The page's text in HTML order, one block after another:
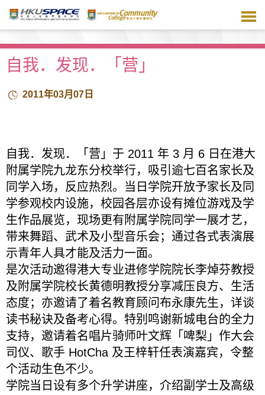
主
自我．发现．「营」
2011年03月07日
自我．发现．「营」于 2011 年 3 月 6 日在港大
附属学院九龙东分校举行，吸引逾七百名家长及
同学入场，反应热烈。当日学院开放予家长及同
学参观校内设施，校园各层亦设有摊位游戏及学
生作品展览，现场更有附属学院同学一展才艺，
带来舞蹈、武术及小型音乐会；通过各式表演展
示青年人具才能及活力一面。
是次活动邀得港大专业进修学院院长李焯芬教授
及附属学院校长黄德明教授分享减压良方、生活
态度；亦邀请了着名教育顾问布永康先生，详谈
读书秘诀及备考心得。特别鸣谢新城电台的全力
支持，邀请着名唱片骑师叶文辉「啤梨」作大会
司仪、歌手 HotCha 及王梓轩任表演嘉宾，令整
个活动生色不少。
学院当日设有多个升学讲座，介绍副学士及高级